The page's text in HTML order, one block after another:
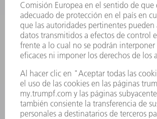
Preguntas más frecuentes
Condiciones generales de venta
CONTACTO
Departamento de Repuestos
+34 91 657 36 70
Viernes de 8h – 17h
repuestos@es.trumpf.com
CONTACTO
Departamento de Utillaje